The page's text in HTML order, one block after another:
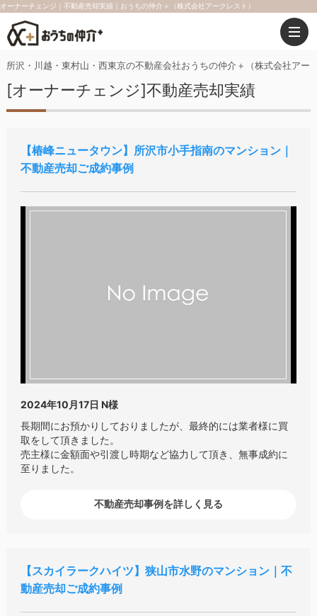
オーナーチェンジ｜不動産売却実績｜おうちの仲介＋（株式会社アークレスト）
所沢・川越・東村山・西東京の不動産会社おうちの仲介＋（株式会社アー
[オーナーチェンジ]不動産売却実績
椿峰ニュータウン
所沢市小手指南のマンション｜
不動産売却ご成約事例
2024年10月17日 N様
長期間にお預かりしておりましたが、最終的には業者様に買
取をして頂きました。
売主様に金額面や引渡し時期など協力して頂き、無事成約に
至りました。
不動産売却事例を詳しく見る
スカイラークハイツ
狭山市水野のマンション｜不
動産売却ご成約事例